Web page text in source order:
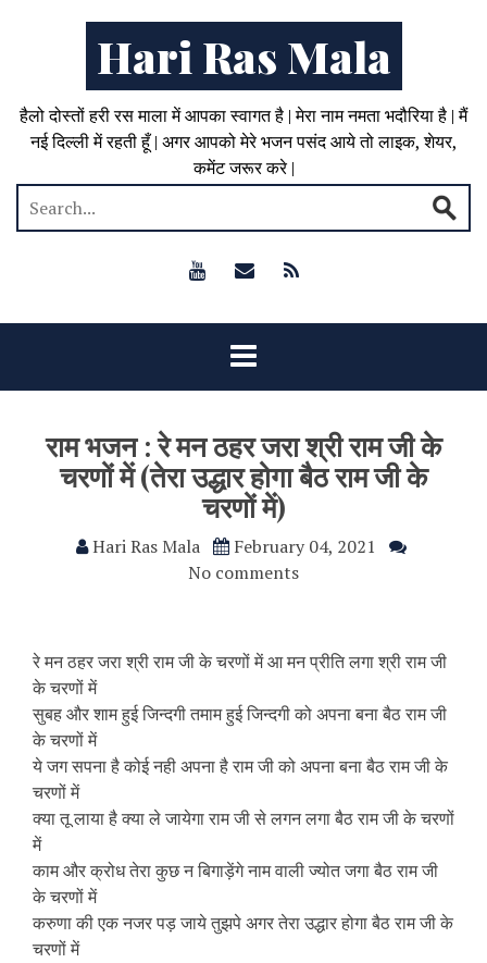
Hari Ras Mala
हैलो दोस्तों हरी रस माला में आपका स्वागत है | मेरा नाम नमता भदौरिया है | मैं
नई दिल्ली में रहती हूँ | अगर आपको मेरे भजन पसंद आये तो लाइक, शेयर,
कमेंट जरूर करे |
राम भजन : रे मन ठहर जरा श्री राम जी के
चरणों में (तेरा उद्धार होगा बैठ राम जी के
चरणों में)
Hari Ras Mala
February 04, 2021
No comments
रे मन ठहर जरा श्री राम जी के चरणों में आ मन प्रीति लगा श्री राम जी
के चरणों में
सुबह और शाम हुई जिन्दगी तमाम हुई जिन्दगी को अपना बना बैठ राम जी
के चरणों में
ये जग सपना है कोई नही अपना है राम जी को अपना बना बैठ राम जी के
चरणों में
क्या तू लाया है क्या ले जायेगा राम जी से लगन लगा बैठ राम जी के चरणों
में
काम और क्रोध तेरा कुछ न बिगाड़ेंगे नाम वाली ज्योत जगा बैठ राम जी
के चरणों में
करुणा की एक नजर पड़ जाये तुझपे अगर तेरा उद्धार होगा बैठ राम जी के
चरणों में